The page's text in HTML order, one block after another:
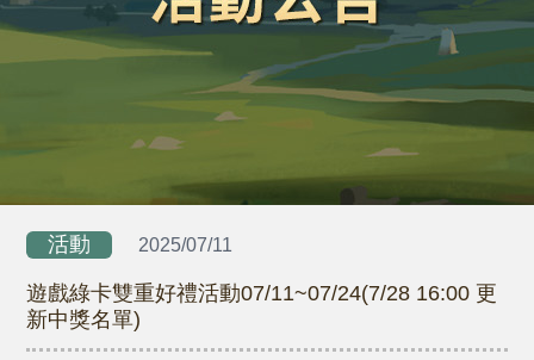
活動 2025/07/11
遊戲綠卡雙重好禮活動07/11~07/24(7/28 16:00 更
新中獎名單)